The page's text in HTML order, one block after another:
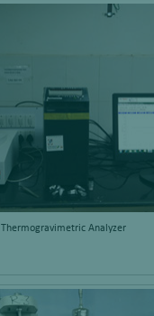
Thermogravimetric Analyzer